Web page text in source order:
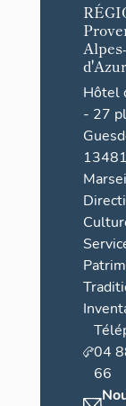
d'Azur
Hôtel
- 27
13481
04
66